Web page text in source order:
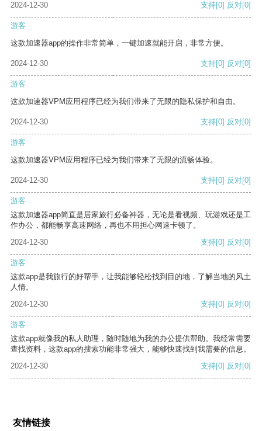
2024-12-30 支持[0] 反对[0]
游客
这款加速器app的操作非常简单，一键加速就能开启，非常方便。
2024-12-30 支持[0] 反对[0]
游客
这款加速器VPM应用程序已经为我们带来了无限的隐私保护和自由。
2024-12-30 支持[0] 反对[0]
游客
这款加速器VPM应用程序已经为我们带来了无限的流畅体验。
2024-12-30 支持[0] 反对[0]
游客
这款加速器app简直是居家旅行必备神器，无论是看视频、玩游戏还是工
作办公，都能畅享高速网络，再也不用担心网速卡顿了。
2024-12-30
支持[0] 反对[0]
游客
这款app是我旅行的好帮手，让我能够轻松找到目的地，了解当地的风土
人情。
2024-12-30
支持[0] 反对[0]
游客
这款app就像我的私人助理，随时随地为我的办公提供帮助。我经常需要
查找资料，这款app的搜索功能非常强大，能够快速找到我需要的信息。
2024-12-30
支持[0] 反对[0]
友情链接